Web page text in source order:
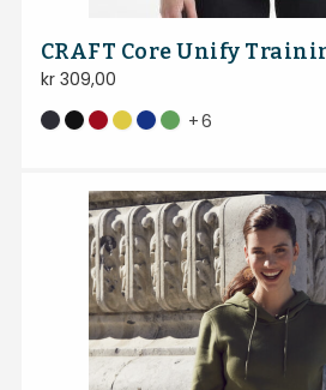
CRAFT Core Unify
kr309,00
+6